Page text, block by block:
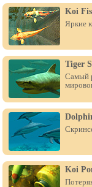
Koi
Яркие
Tiger
Самый
Koi